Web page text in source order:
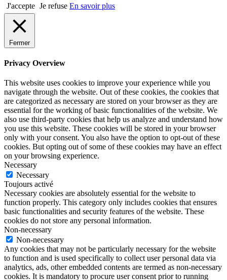
J'accepte Je refuse En savoir plus
Fermer
Privacy Overview
This website uses cookies to improve your experience while you
navigate through the website. Out of these cookies, the cookies that
are categorized as necessary are stored on your browser as they are
essential for the working of basic functionalities of the website. We
also use third-party cookies that help us analyze and understand how
you use this website. These cookies will be stored in your browser
only with your consent. You also have the option to opt-out of these
cookies. But opting out of some of these cookies may have an effect
on your browsing experience.
Necessary
Necessary
Toujours activé
Necessary cookies are absolutely essential for the website to
function properly. This category only includes cookies that ensures
basic functionalities and security features of the website. These
cookies do not store any personal information.
Non-necessary
Non-necessary
Any cookies that may not be particularly necessary for the website
to function and is used specifically to collect user personal data via
analytics, ads, other embedded contents are termed as non-necessary
cookies. It is mandatory to procure user consent prior to running